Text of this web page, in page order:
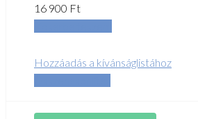
16 900 Ft
Hozzáadás a kívánságlistához